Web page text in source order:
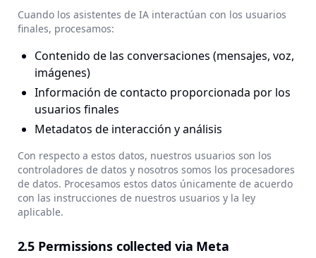
Cuando los asistentes de IA interactúan con los usuarios
finales, procesamos:
Contenido de las conversaciones (mensajes, voz,
imágenes)
Información de contacto proporcionada por los
usuarios finales
Metadatos de interacción y análisis
Con respecto a estos datos, nuestros usuarios son los
controladores de datos y nosotros somos los procesadores
de datos. Procesamos estos datos únicamente de acuerdo
con las instrucciones de nuestros usuarios y la ley
aplicable.
2.5 Permissions collected via Meta